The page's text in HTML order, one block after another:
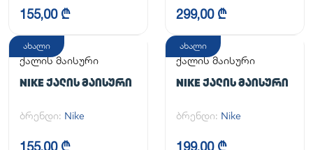
155,00 ₾ 299,00 ₾
ახალი
ქალის მაისური
NIKE ᲥᲐᲚᲘᲡ ᲛᲐᲘᲡᲣᲠᲘ
ბრენდი: Nike
155,00 ₾
ახალი
ქალის მაისური
NIKE ᲥᲐᲚᲘᲡ ᲛᲐᲘᲡᲣᲠᲘ
ბრენდი: Nike
199,00 ₾